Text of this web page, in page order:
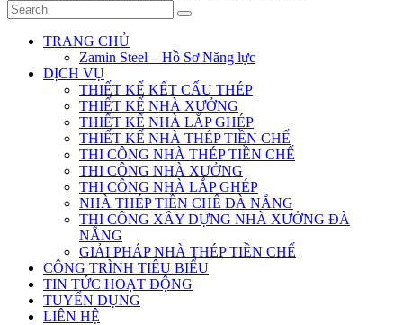
TRANG CHỦ
Zamin Steel – Hồ Sơ Năng lực
DỊCH VỤ
THIẾT KẾ KẾT CẤU THÉP
THIẾT KẾ NHÀ XƯỞNG
THIẾT KẾ NHÀ LẮP GHÉP
THIẾT KẾ NHÀ THÉP TIỀN CHẾ
THI CÔNG NHÀ THÉP TIỀN CHẾ
THI CÔNG NHÀ XƯỞNG
THI CÔNG NHÀ LẮP GHÉP
NHÀ THÉP TIỀN CHẾ ĐÀ NẴNG
THI CÔNG XÂY DỰNG NHÀ XƯỞNG ĐÀ
NẴNG
GIẢI PHÁP NHÀ THÉP TIỀN CHẾ
CÔNG TRÌNH TIÊU BIỂU
TIN TỨC HOẠT ĐỘNG
TUYỂN DỤNG
LIÊN HỆ